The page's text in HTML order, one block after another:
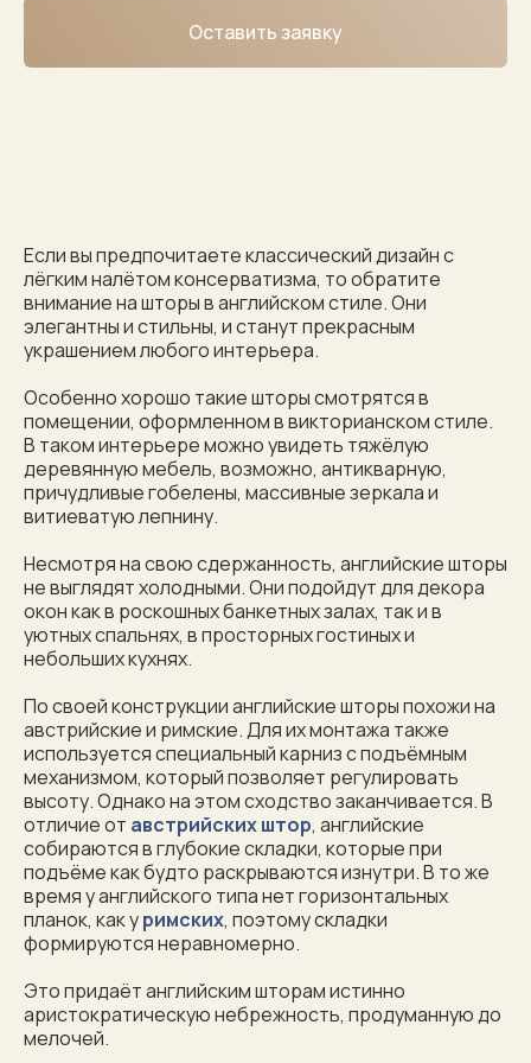
Оставить заявку
Если вы предпочитаете классический дизайн с
лёгким налётом консерватизма, то обратите
внимание на шторы в английском стиле. Они
элегантны и стильны, и станут прекрасным
украшением любого интерьера.
Особенно хорошо такие шторы смотрятся в
помещении, оформленном в викторианском стиле.
В таком интерьере можно увидеть тяжёлую
деревянную мебель, возможно, антикварную,
причудливые гобелены, массивные зеркала и
витиеватую лепнину.
Несмотря на свою сдержанность, английские шторы
не выглядят холодными. Они подойдут для декора
окон как в роскошных банкетных залах, так и в
уютных спальнях, в просторных гостиных и
небольших кухнях.
По своей конструкции английские шторы похожи на
австрийские и римские. Для их монтажа также
используется специальный карниз с подъёмным
механизмом, который позволяет регулировать
высоту. Однако на этом сходство заканчивается. В
отличие от австрийских штор, английские
собираются в глубокие складки, которые при
подъёме как будто раскрываются изнутри. В то же
время у английского типа нет горизонтальных
планок, как уримских, поэтому складки
формируются неравномерно.
Это придаёт английским шторам истинно
аристократическую небрежность, продуманную до
мелочей.